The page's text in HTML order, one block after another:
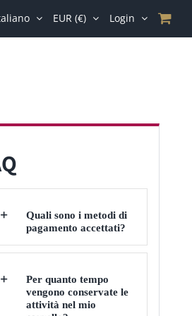
EUR (€) Login
Quali sono i metodi di
pagamento accettati?
Per quanto tempo
vengono conservate le
attività nel mio